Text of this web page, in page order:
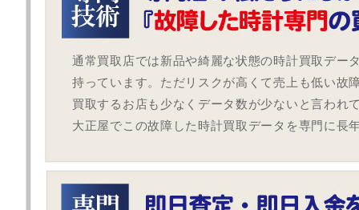
通常買取店では新品や綺麗な状態の時計買取デー
持っています。ただリスクが高くて売上も低い故
買取するお店も少なくデータ数が少ないと言われ
大正屋でこの故障した時計買取データを専門に長